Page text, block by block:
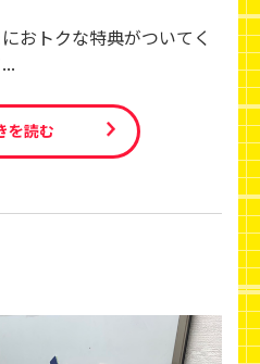
おトクな特典がついてく
を読む